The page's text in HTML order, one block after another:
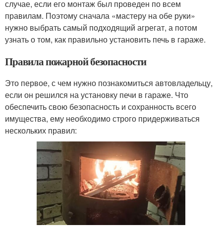
случае, если его монтаж был проведен по всем
правилам. Поэтому сначала «мастеру на обе руки»
нужно выбрать самый подходящий агрегат, а потом
узнать о том, как правильно установить печь в гараже.
Правила пожарной безопасности
Это первое, с чем нужно познакомиться автовладельцу,
если он решился на установку печи в гараже. Что
обеспечить свою безопасность и сохранность всего
имущества, ему необходимо строго придерживаться
нескольких правил: